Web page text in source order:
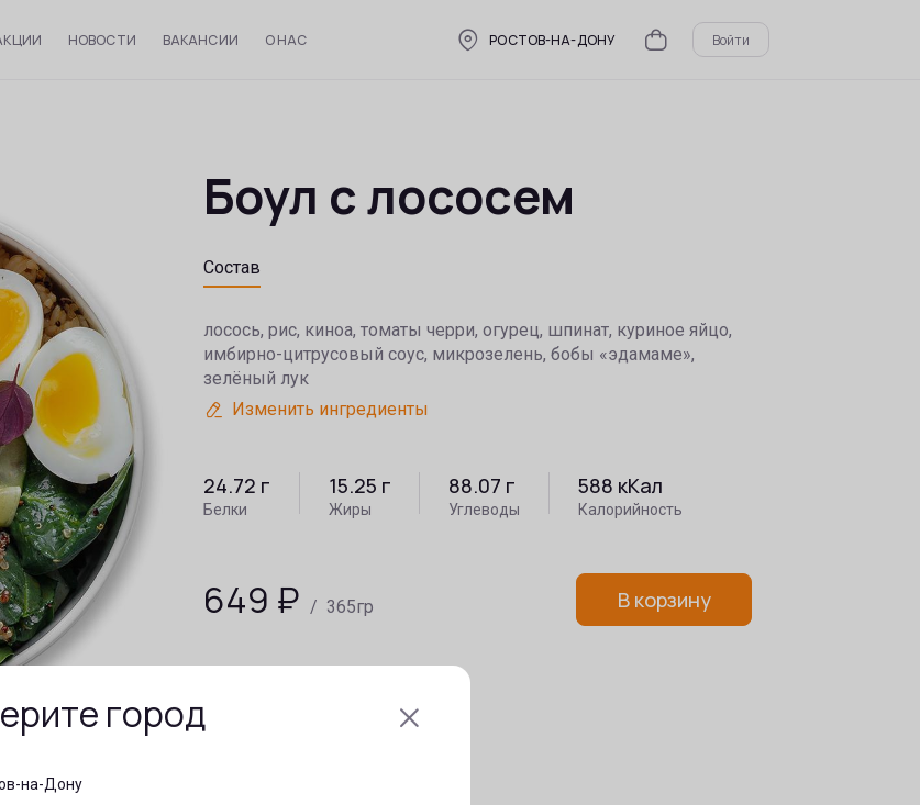
НОВОСТИ ВАКАНСИИ О НАС РОСТОВ-НА-ДОНУ Войти
Боул с лососем
Состав
лосось, рис, киноа, томаты черри, огурец, шпинат, куриное яйцо,
имбирно-цитрусовый соус, микрозелень, бобы «эдамаме»,
зелёный лук
Изменить ингредиенты
24.72 г
Белки
15.25 г
Жиры
88.07 г
Углеводы
588 кКал
Калорийность
649 ₽ / 365гр В корзину
город
на-Дону